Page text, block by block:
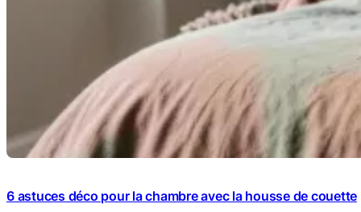
6 astuces déco pour la chambre avec la housse de couette